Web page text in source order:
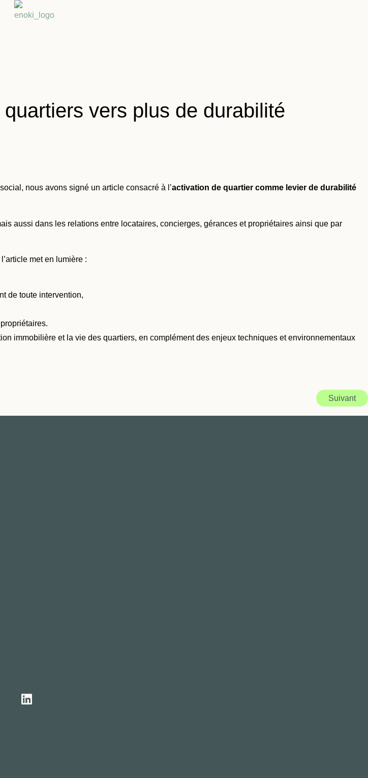
vers plus de durabilité
nous avons signé un article consacré à l’activation de quartier comme levier de durabilité
aussi dans les relations entre locataires, concierges, gérances et propriétaires ainsi que par
met en lumière :
de toute intervention,
immobilière et la vie des quartiers, en complément des enjeux techniques et environnementaux
Suivant